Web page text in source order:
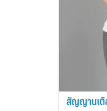
สัญญานเตื